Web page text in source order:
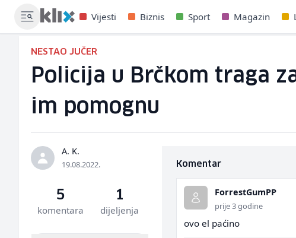
Vijesti Biznis Sport Magazin
NESTAO JUČER
Policija u Brčkom traga
im pomognu
A. K.
19.08.2022.
5
komentara
1
dijeljenja
Komentar
ForrestGumPP
prije 3 godine
ovo el paćino